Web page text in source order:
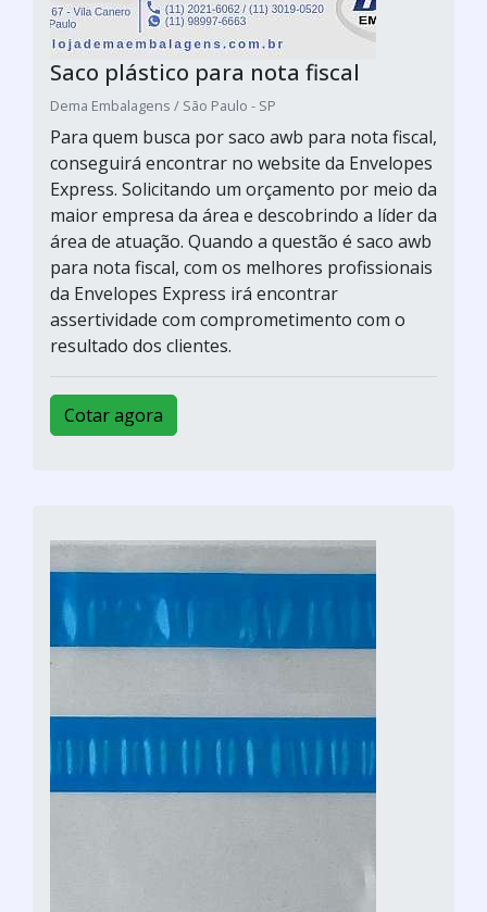
Saco plástico para nota fiscal
Dema Embalagens / São Paulo - SP
Para quem busca por saco awb para nota fiscal,
conseguirá encontrar no website da Envelopes
Express. Solicitando um orçamento por meio da
maior empresa da área e descobrindo a líder da
área de atuação. Quando a questão é saco awb
para nota fiscal, com os melhores profissionais
da Envelopes Express irá encontrar
assertividade com comprometimento com o
resultado dos clientes.
Cotar agora